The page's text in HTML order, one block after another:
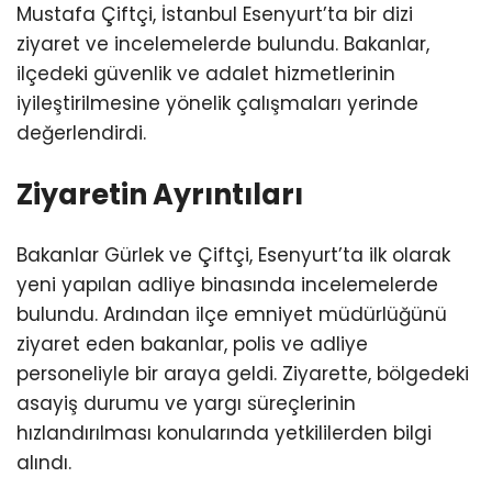
Mustafa Çiftçi, İstanbul Esenyurt’ta bir dizi
ziyaret ve incelemelerde bulundu. Bakanlar,
ilçedeki güvenlik ve adalet hizmetlerinin
iyileştirilmesine yönelik çalışmaları yerinde
değerlendirdi.
Ziyaretin Ayrıntıları
Bakanlar Gürlek ve Çiftçi, Esenyurt’ta ilk olarak
yeni yapılan adliye binasında incelemelerde
bulundu. Ardından ilçe emniyet müdürlüğünü
ziyaret eden bakanlar, polis ve adliye
personeliyle bir araya geldi. Ziyarette, bölgedeki
asayiş durumu ve yargı süreçlerinin
hızlandırılması konularında yetkililerden bilgi
alındı.